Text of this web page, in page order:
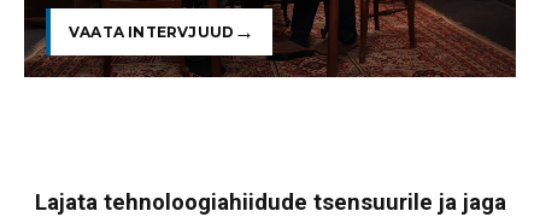
VAATA INTERVJUUD
Lajata tehnoloogiahiidude tsensuurile ja jaga